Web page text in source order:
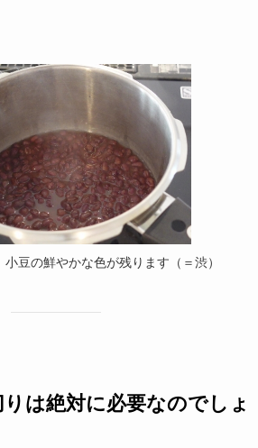
豆の鮮やかな色が残ります（＝渋）
は絶対に必要なのでしょ